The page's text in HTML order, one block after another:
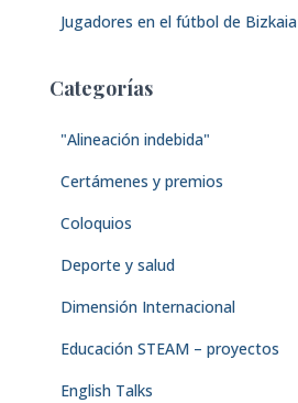
Jugadores en el fútbol de Bizkaia
Categorías
"Alineación indebida"
Certámenes y premios
Coloquios
Deporte y salud
Dimensión Internacional
Educación STEAM – proyectos
English Talks